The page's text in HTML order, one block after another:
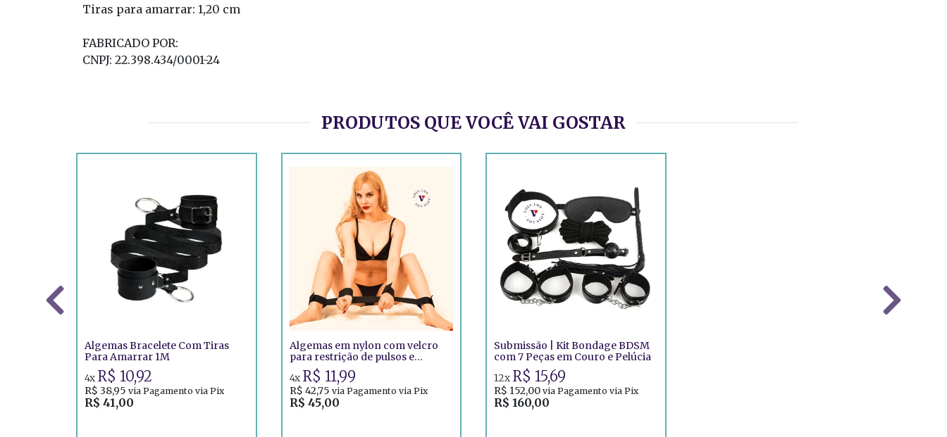
Tiras para amarrar: 1,20 cm
FABRICADO POR:
CNPJ: 22.398.434/0001-24
PRODUTOS QUE VOCÊ VAI GOSTAR
Algemas Bracelete Com Tiras
Para Amarrar 1M
R$ 41,00
4x R$ 10,92
R$ 38,95 via Pagamento via Pix
Algemas em nylon com velcro
para restrição de pulsos e
tornozelos
R$ 45,00
4x R$ 11,99
R$ 42,75 via Pagamento via Pix
Submissão | Kit Bondage BDSM
com 7 Peças em Couro e Pelúcia
R$ 160,00
12x R$ 15,69
R$ 152,00 via Pagamento via Pix